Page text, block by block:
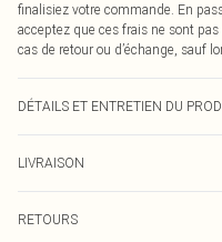
finalisiez votre commande. En
acceptez que ces frais ne sont
cas de retour ou d’échange, sauf
DÉTAILS ET ENTRETIEN DU
LIVRAISON
RETOURS